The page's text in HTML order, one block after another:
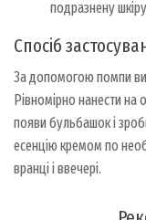
подразнену
Спосіб
За допомогою помпи
Рівномірно нанести на
появи бульбашок і
есенцію кремом по
вранці і ввечері.